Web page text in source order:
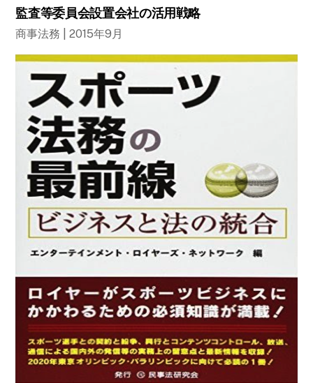
監査等委員会設置会社の活用戦略
商事法務 | 2015年9月